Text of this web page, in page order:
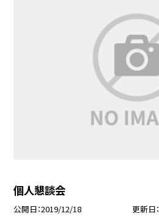
個人懇談会
公開日 2019/12/18 更新日